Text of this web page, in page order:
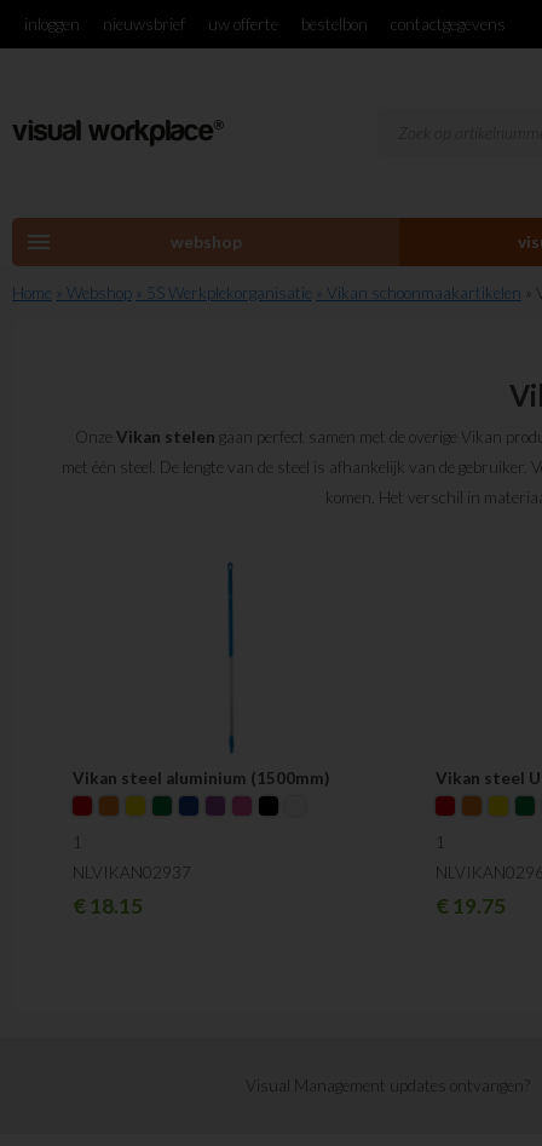
inloggen nieuwsbrief uw offerte bestelbon contactgegevens
menu webshop
Home » Webshop » 5S Werkplekorganisatie » Vikan schoonmaakartikelen
Onze Vikan stelen gaan perfect samen met de overige Vikan
met één steel. De lengte van de steel is afhankelijk van de gebruiker.
komen. Het verschil in
Vikan steel aluminium (1500mm)
1
NLVIKAN02937
€18.15
Vikan steel
1
€19.75
Visual Management updates ontvangen?